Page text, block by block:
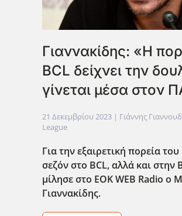
Γιαννακίδης: «Η
BCL δείχνει την
γίνεται μέσα στον
21 Δεκεμβρίου 2023 | Γιάννης
League
Για την εξαιρετική πορεία
σεζόν στο BCL, αλλά και στην
μίλησε στο ΕΟΚ WEB Radio ο
Γιαννακίδης.